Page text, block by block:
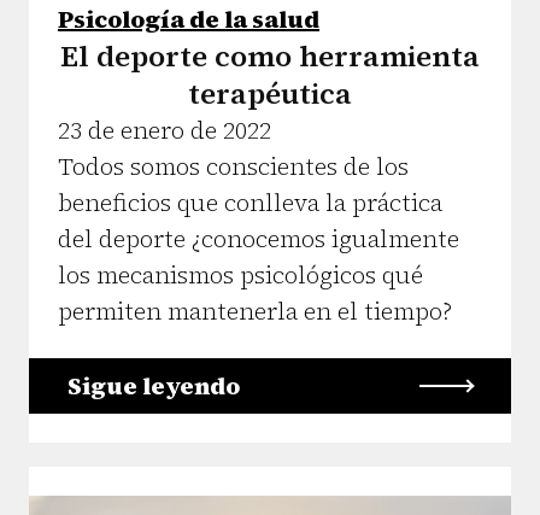
Psicología de la salud
El deporte como herramienta
terapéutica
23 de enero de 2022
Todos somos conscientes de los
beneficios que conlleva la práctica
del deporte ¿conocemos igualmente
los mecanismos psicológicos qué
permiten mantenerla en el tiempo?
Sigue leyendo